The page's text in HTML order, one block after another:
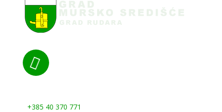

+385 40 370 771